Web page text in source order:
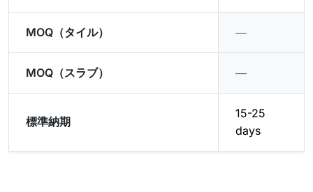
MOQ（タイル） ―
MOQ（スラブ） ―
標準納期
15-25
days